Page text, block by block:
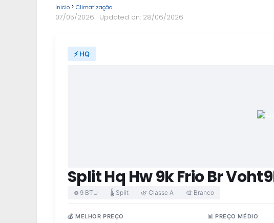
Inicio Climatização
07/05/2026 · Updated on: 28/06/2026
⚡ HQ
Split Hq Hw 9k Frio Br
❄️ 9 BTU 🌡️ Split 🌿 Classe A 🎨 Branco
💰 MELHOR PREÇO 📊 PREÇO MÉDIO